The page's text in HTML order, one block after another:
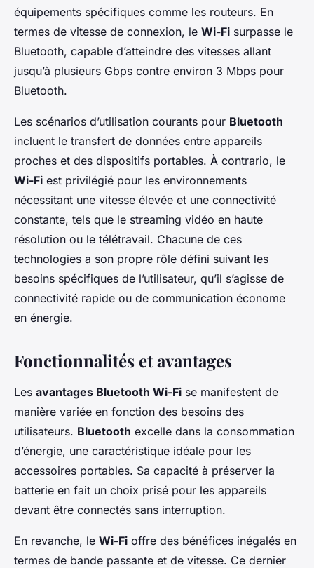
équipements spécifiques comme les routeurs. En
termes de vitesse de connexion, le Wi-Fi surpasse le
Bluetooth, capable d’atteindre des vitesses allant
jusqu’à plusieurs Gbps contre environ 3 Mbps pour
Bluetooth.
Les scénarios d’utilisation courants pour Bluetooth
incluent le transfert de données entre appareils
proches et des dispositifs portables. À contrario, le
Wi-Fi est privilégié pour les environnements
nécessitant une vitesse élevée et une connectivité
constante, tels que le streaming vidéo en haute
résolution ou le télétravail. Chacune de ces
technologies a son propre rôle défini suivant les
besoins spécifiques de l’utilisateur, qu’il s’agisse de
connectivité rapide ou de communication économe
en énergie.
Fonctionnalités et avantages
Les avantages Bluetooth Wi-Fi se manifestent de
manière variée en fonction des besoins des
utilisateurs. Bluetooth excelle dans la consommation
d’énergie, une caractéristique idéale pour les
accessoires portables. Sa capacité à préserver la
batterie en fait un choix prisé pour les appareils
devant être connectés sans interruption.
En revanche, le Wi-Fi offre des bénéfices inégalés en
termes de bande passante et de vitesse. Ce dernier